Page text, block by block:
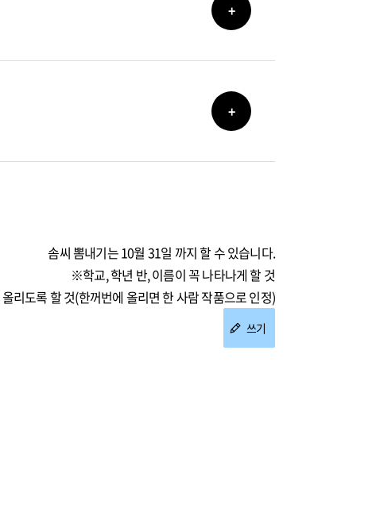
+
+
솜씨 뽐내기는 10월 31일 까지 할 수 있습니다.
※학교, 학년 반, 이름이 꼭 나타나게 할 것
리도록 할 것(한꺼번에 올리면 한 사람 작품으로 인정)
쓰기